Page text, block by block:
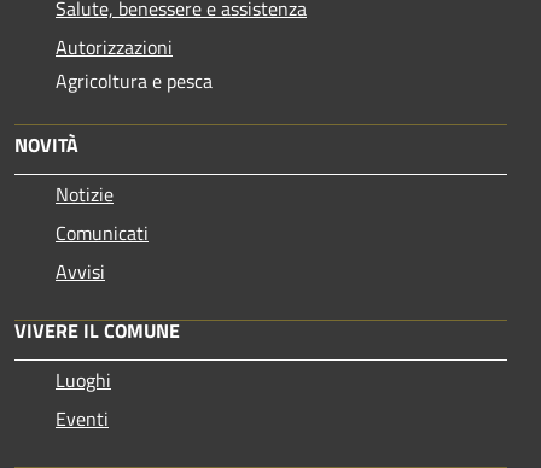
Salute, benessere e assistenza
Autorizzazioni
Agricoltura e pesca
NOVITÀ
Notizie
Comunicati
Avvisi
VIVERE IL COMUNE
Luoghi
Eventi